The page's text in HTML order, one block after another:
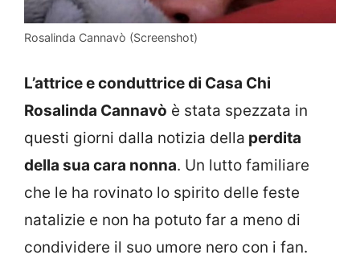
Rosalinda Cannavò (Screenshot)
L’attrice e conduttrice di Casa Chi
Rosalinda Cannavò è stata spezzata in
questi giorni dalla notizia della perdita
della sua cara nonna. Un lutto familiare
che le ha rovinato lo spirito delle feste
natalizie e non ha potuto far a meno di
condividere il suo umore nero con i fan.